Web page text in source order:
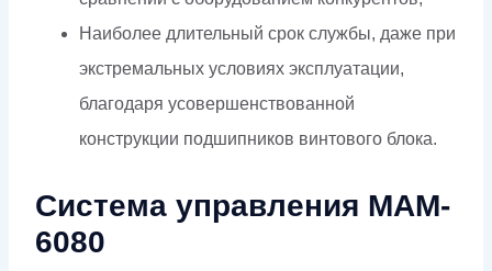
Наиболее длительный срок службы, даже при
экстремальных условиях эксплуатации,
благодаря усовершенствованной
конструкции подшипников винтового блока.
Система управления MAM-
6080